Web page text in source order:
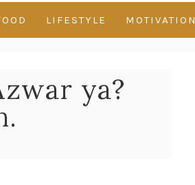
LIFESTYLE MOTIVATION
ya?